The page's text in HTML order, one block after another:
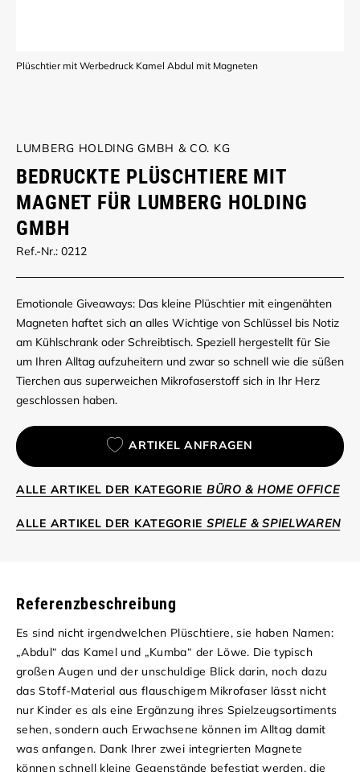
Plüschtier mit Werbedruck Kamel Abdul mit Magneten
LUMBERG HOLDING GMBH & CO. KG
BEDRUCKTE PLÜSCHTIERE MIT
MAGNET FÜR LUMBERG HOLDING
GMBH
Ref.-Nr.: 0212
Emotionale Giveaways: Das kleine Plüschtier mit eingenähten
Magneten haftet sich an alles Wichtige von Schlüssel bis Notiz
am Kühlschrank oder Schreibtisch. Speziell hergestellt für Sie
um Ihren Alltag aufzuheitern und zwar so schnell wie die süßen
Tierchen aus superweichen Mikrofaserstoff sich in Ihr Herz
geschlossen haben.
ARTIKEL ANFRAGEN
ALLE ARTIKEL DER KATEGORIE BÜRO & HOME OFFICE
ALLE ARTIKEL DER KATEGORIE SPIELE & SPIELWAREN
Referenzbeschreibung
Es sind nicht irgendwelchen Plüschtiere, sie haben Namen:
„Abdul“ das Kamel und „Kumba“ der Löwe. Die typisch
großen Augen und der unschuldige Blick darin, noch dazu
das Stoff-Material aus flauschigem Mikrofaser lässt nicht
nur Kinder es als eine Ergänzung ihres Spielzeugsortiments
sehen, sondern auch Erwachsene können im Alltag damit
was anfangen. Dank Ihrer zwei integrierten Magnete
können schnell kleine Gegenstände befestigt werden, die